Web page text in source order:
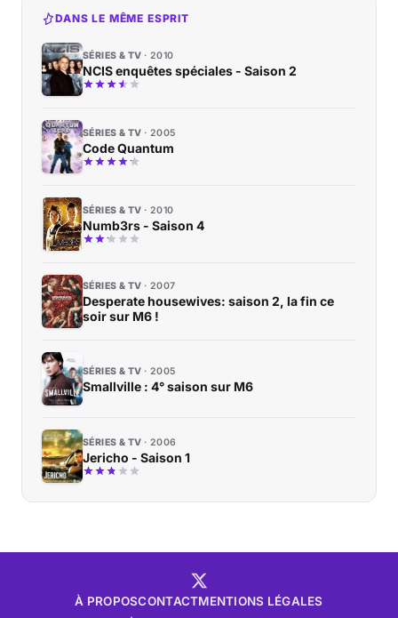
DANS LE MÊME ESPRIT
SÉRIES & TV 2010
NCIS enquêtes spéciales - Saison 2
SÉRIES & TV 2005
Code Quantum
SÉRIES & TV 2010
Numb3rs - Saison 4
SÉRIES & TV 2007
Desperate housewives: saison 2, la fin ce
soir sur M6 !
SÉRIES & TV 2005
Smallville : 4° saison sur M6
SÉRIES & TV 2006
Jericho - Saison 1
À PROPOSCONTACTMENTIONS LÉGALES